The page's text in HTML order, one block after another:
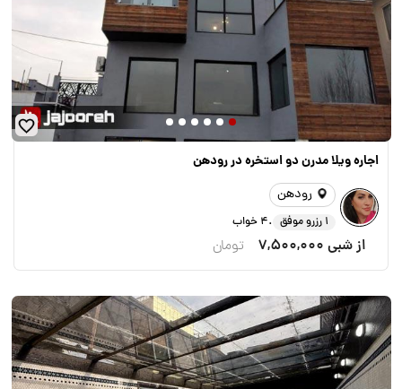
اجاره ویلا مدرن دو استخره در رودهن
رودهن
1 رزرو موفق .4 خواب
از شبی 7,500,000 تومان